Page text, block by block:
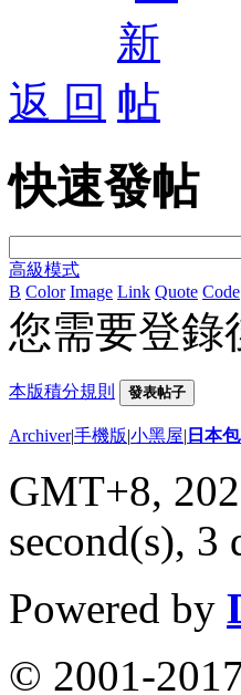
返 回
快速發帖
高級模式
B Color Image Link Quote Code
您需要登錄
本版積分規則 發表帖子
Archiver|手機版|小黑屋| 日本
GMT+8,
second(s), 3
Powered by
© 2001-